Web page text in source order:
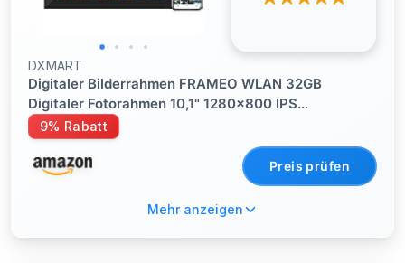
DXMART
Digitaler Bilderrahmen FRAMEO WLAN 32GB
Digitaler Fotorahmen 10,1" 1280x800 IPS
Touchscreen, WLAN‑Kalender & automatisch
synchronisierter Kalender, automatische Drehung,
Sofort Teilen über Frameo App
9% Rabatt
Preis prüfen
Mehr anzeigen